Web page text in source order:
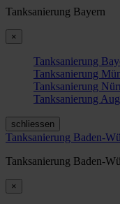
Tanksanierung Bayern
×
Tanksanierung
Tanksanierung
Tanksanierung
Tanksanierung
schliessen
Tanksanierung Baden-
Tanksanierung Baden-
×